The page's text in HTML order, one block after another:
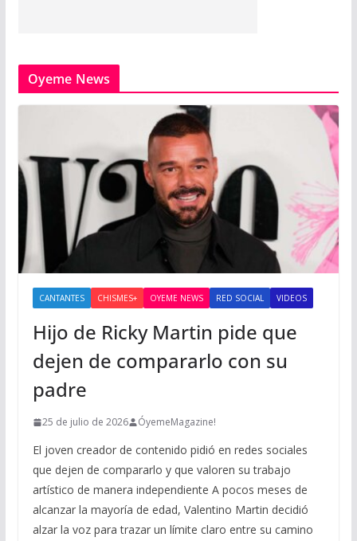
Oyeme News
CANTANTES CHISMES+ OYEME NEWS RED SOCIAL VIDEOS
Hijo de Ricky Martin pide que
dejen de compararlo con su
padre
25 de julio de 2026 ÓyemeMagazine!
El joven creador de contenido pidió en redes sociales
que dejen de compararlo y que valoren su trabajo
artístico de manera independiente A pocos meses de
alcanzar la mayoría de edad, Valentino Martin decidió
alzar la voz para trazar un límite claro entre su camino